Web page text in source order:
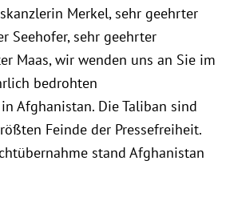
Merkel, sehr geehrter
Seehofer, sehr geehrter
Maas, wir wenden uns an Sie im
bedrohten
Afghanistan. Die Taliban sind
Feinde der Pressefreiheit.
stand Afghanistan